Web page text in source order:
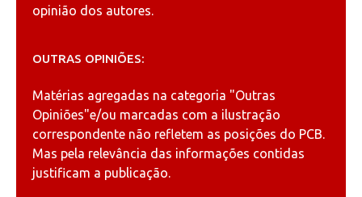
opinião dos autores.
OUTRAS OPINIÕES:
Matérias agregadas na categoria "Outras
Opiniões"e/ou marcadas com a ilustração
correspondente não refletem as posições do PCB.
Mas pela relevância das informações contidas
justificam a publicação.